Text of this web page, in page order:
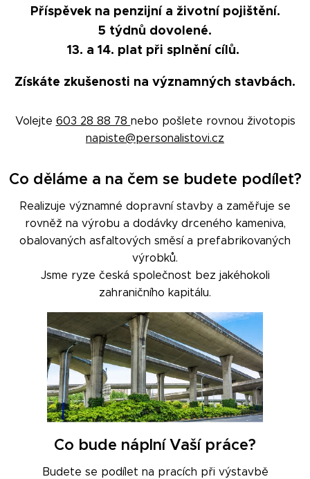
Příspěvek na penzijní a životní pojištění.
5 týdnů dovolené.
13. a 14. plat při splnění cílů.
Získáte zkušenosti na významných stavbách.
Volejte 603 28 88 78 nebo pošlete rovnou životopis
napiste@personalistovi.cz
Co děláme a na čem se budete podílet?
Realizuje významné dopravní stavby a zaměřuje se
rovněž na výrobu a dodávky drceného kameniva,
obalovaných asfaltových směsí a prefabrikovaných
výrobků.
Jsme ryze česká společnost bez jakéhokoli
zahraničního kapitálu.
Co bude náplní Vaší práce?
Budete se podílet na pracích při výstavbě